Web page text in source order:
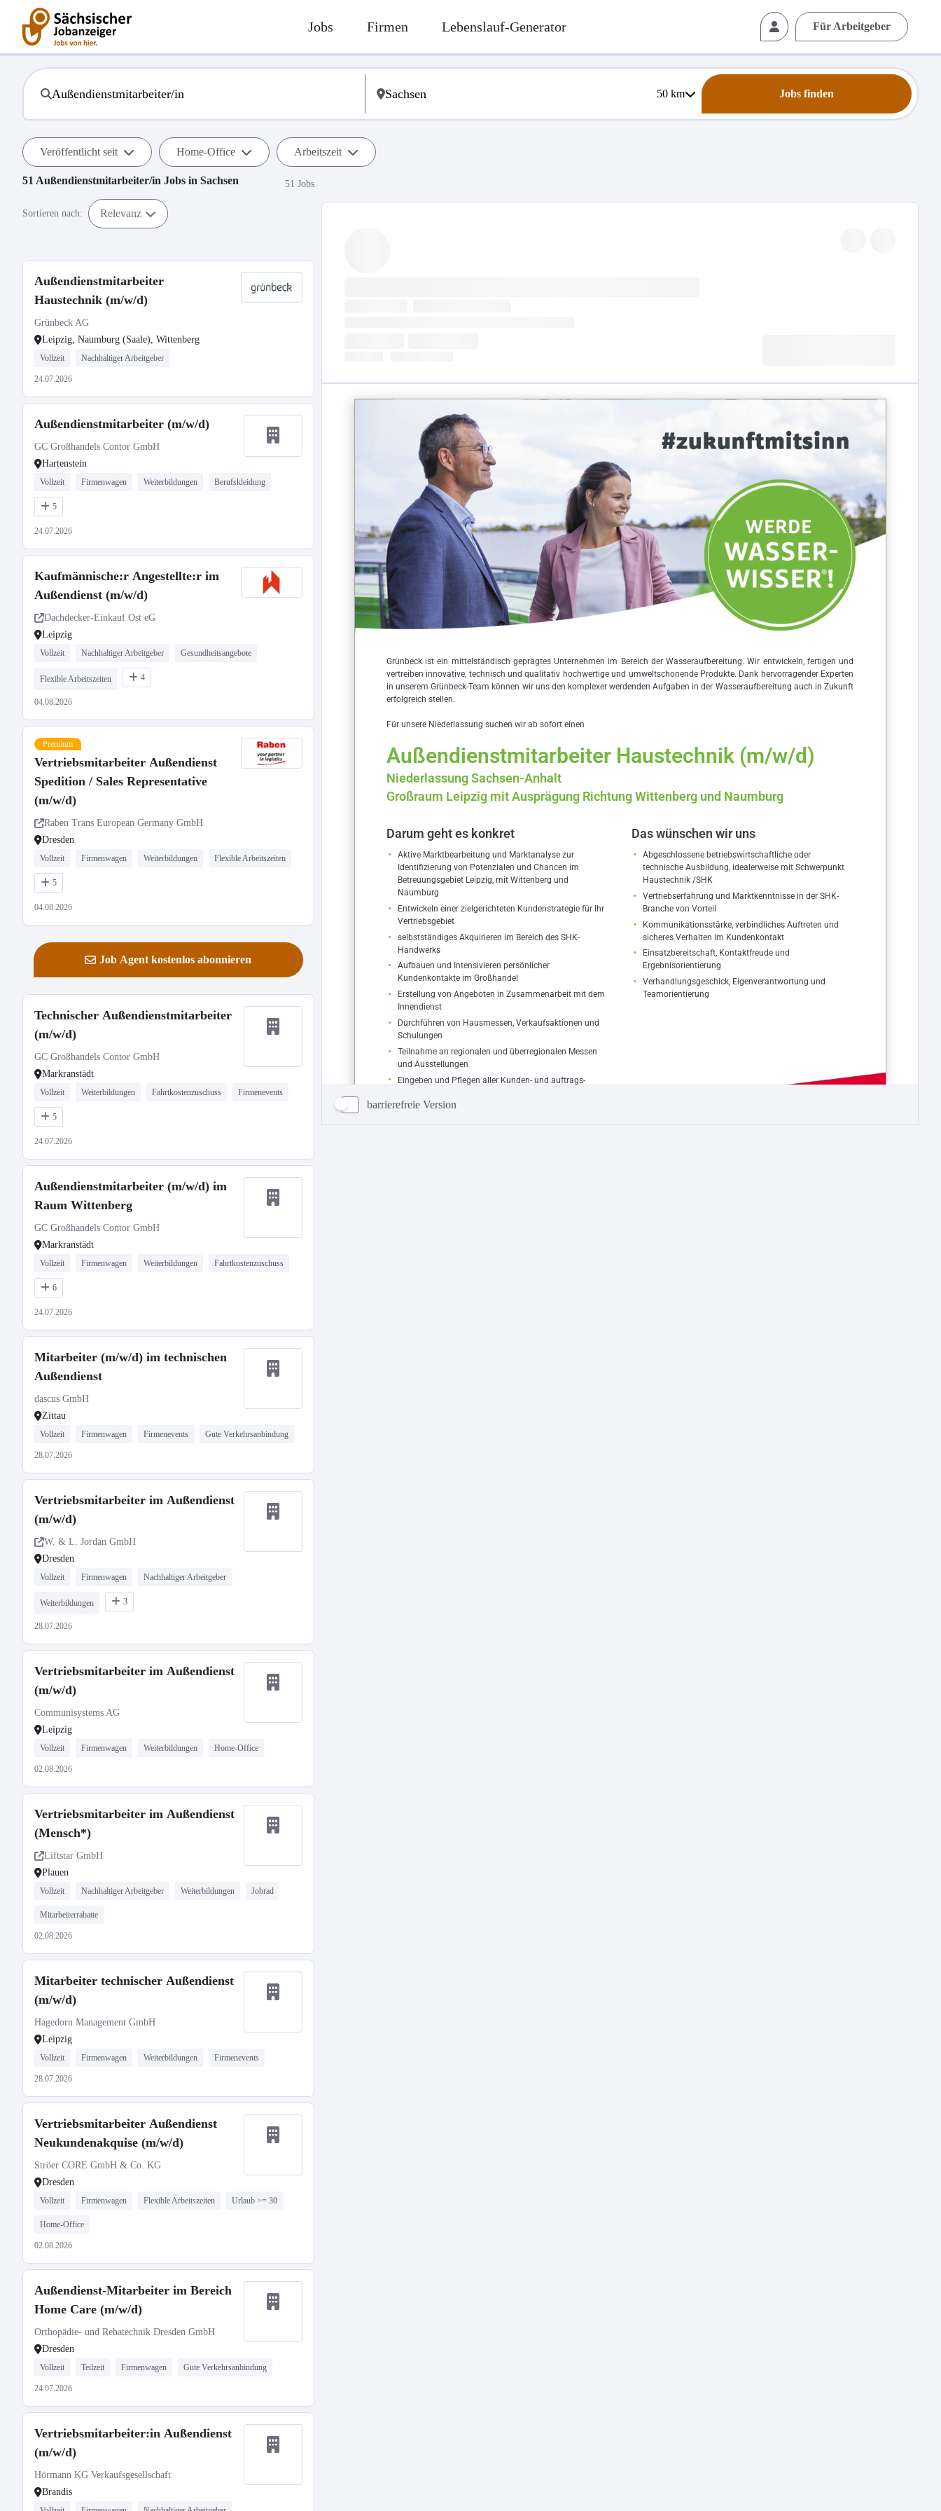
Jobs Firmen Lebenslauf-Generator Für Arbeitgeber
50km Jobs finden
Veröffentlicht seit Home-Office Arbeitszeit
51 Außendienstmitarbeiter/in Jobs in Sachsen 51 Jobs
Sortieren nach: Relevanz
Außendienstmitarbeiter
Haustechnik (m/w/d)
Grünbeck AG
Leipzig, Naumburg (Saale), Wittenberg
Vollzeit Nachhaltiger Arbeitgeber
24.07.2026
Außendienstmitarbeiter (m/w/d)
GC Großhandels Contor GmbH
Hartenstein
Vollzeit Firmenwagen Weiterbildungen Berufskleidung
5
24.07.2026
Kaufmännische:r Angestellte:r im
Außendienst (m/w/d)
Dachdecker-Einkauf Ost eG
Leipzig
Vollzeit Nachhaltiger Arbeitgeber Gesundheitsangebote
Flexible Arbeitszeiten 4
04.08.2026
Premium
Vertriebsmitarbeiter Außendienst
Spedition / Sales Representative
(m/w/d)
Raben Trans European Germany GmbH
Dresden
Vollzeit Firmenwagen Weiterbildungen Flexible Arbeitszeiten
5
04.08.2026
Job Agent kostenlos abonnieren
Technischer Außendienstmitarbeiter
(m/w/d)
GC Großhandels Contor GmbH
Markranstädt
Vollzeit Weiterbildungen Fahrtkostenzuschuss Firmenevents
5
24.07.2026
Außendienstmitarbeiter (m/w/d) im
Raum Wittenberg
GC Großhandels Contor GmbH
Markranstädt
Vollzeit Firmenwagen Weiterbildungen Fahrtkostenzuschuss
6
24.07.2026
Mitarbeiter (m/w/d) im technischen
Außendienst
dascus GmbH
Zittau
Vollzeit Firmenwagen Firmenevents Gute Verkehrsanbindung
28.07.2026
Vertriebsmitarbeiter im Außendienst
(m/w/d)
W. & L. Jordan GmbH
Dresden
Vollzeit Firmenwagen Nachhaltiger Arbeitgeber
Weiterbildungen 3
28.07.2026
Vertriebsmitarbeiter im Außendienst
(m/w/d)
Communisystems AG
Leipzig
Vollzeit Firmenwagen Weiterbildungen Home-Office
02.08.2026
Vertriebsmitarbeiter im Außendienst
(Mensch*)
Liftstar GmbH
Plauen
Vollzeit Nachhaltiger Arbeitgeber Weiterbildungen Jobrad
Mitarbeiterrabatte
02.08.2026
Mitarbeiter technischer Außendienst
(m/w/d)
Hagedorn Management GmbH
Leipzig
Vollzeit Firmenwagen Weiterbildungen Firmenevents
28.07.2026
Vertriebsmitarbeiter Außendienst
Neukundenakquise (m/w/d)
Ströer CORE GmbH & Co. KG
Dresden
Vollzeit Firmenwagen Flexible Arbeitszeiten Urlaub >= 30
Home-Office
02.08.2026
Außendienst-Mitarbeiter im Bereich
Home Care (m/w/d)
Orthopädie- und Rehatechnik Dresden GmbH
Dresden
Vollzeit Teilzeit Firmenwagen Gute Verkehrsanbindung
24.07.2026
Vertriebsmitarbeiter:in Außendienst
(m/w/d)
Hörmann KG Verkaufsgesellschaft
Brandis
barrierefreie Version